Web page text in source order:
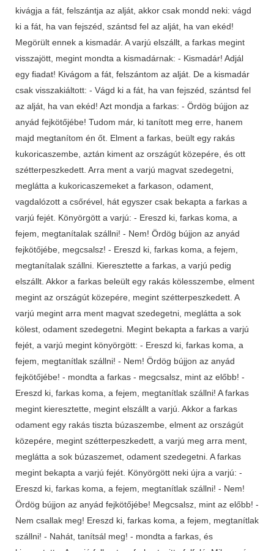
kivágja a fát, felszántja az alját, akkor csak mondd neki: vágd
ki a fát, ha van fejszéd, szántsd fel az alját, ha van ekéd!
Megörült ennek a kismadár. A varjú elszállt, a farkas megint
visszajött, megint mondta a kismadárnak: - Kismadár! Adjál
egy fiadat! Kivágom a fát, felszántom az alját. De a kismadár
csak visszakiáltott: - Vágd ki a fát, ha van fejszéd, szántsd fel
az alját, ha van ekéd! Azt mondja a farkas: - Ördög bújjon az
anyád fejkötőjébe! Tudom már, ki tanított meg erre, hanem
majd megtanítom én őt. Elment a farkas, beült egy rakás
kukoricaszembe, aztán kiment az országút közepére, és ott
szétterpeszkedett. Arra ment a varjú magvat szedegetni,
meglátta a kukoricaszemeket a farkason, odament,
vagdalózott a csőrével, hát egyszer csak bekapta a farkas a
varjú fejét. Könyörgött a varjú: - Ereszd ki, farkas koma, a
fejem, megtanítalak szállni! - Nem! Ördög bújjon az anyád
fejkötőjébe, megcsalsz! - Ereszd ki, farkas koma, a fejem,
megtanítalak szállni. Kieresztette a farkas, a varjú pedig
elszállt. Akkor a farkas beleült egy rakás kölesszembe, elment
megint az országút közepére, megint szétterpeszkedett. A
varjú megint arra ment magvat szedegetni, meglátta a sok
kölest, odament szedegetni. Megint bekapta a farkas a varjú
fejét, a varjú megint könyörgött: - Ereszd ki, farkas koma, a
fejem, megtanítlak szállni! - Nem! Ördög bújjon az anyád
fejkötőjébe! - mondta a farkas - megcsalsz, mint az előbb! -
Ereszd ki, farkas koma, a fejem, megtanítlak szállni! A farkas
megint kieresztette, megint elszállt a varjú. Akkor a farkas
odament egy rakás tiszta búzaszembe, elment az országút
közepére, megint szétterpeszkedett, a varjú meg arra ment,
meglátta a sok búzaszemet, odament szedegetni. A farkas
megint bekapta a varjú fejét. Könyörgött neki újra a varjú: -
Ereszd ki, farkas koma, a fejem, megtanítlak szállni! - Nem!
Ördög bújjon az anyád fejkötőjébe! Megcsalsz, mint az előbb! -
Nem csallak meg! Ereszd ki, farkas koma, a fejem, megtanítlak
szállni! - Nahát, tanítsál meg! - mondta a farkas, és